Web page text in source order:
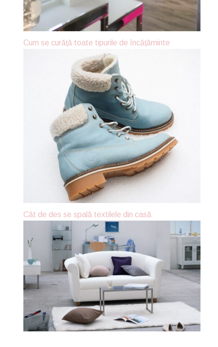
Cum se curăță toate tipurile de încățăminte
Căt de des se spală textilele din casă